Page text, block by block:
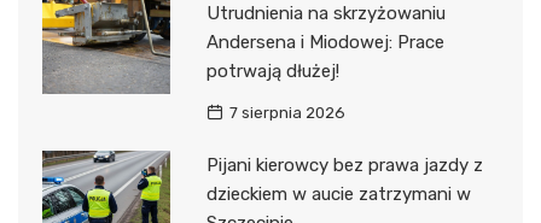
Utrudnienia na skrzyżowaniu
Andersena i Miodowej: Prace
potrwają dłużej!
7 sierpnia 2026
Pijani kierowcy bez prawa jazdy z
dzieckiem w aucie zatrzymani w